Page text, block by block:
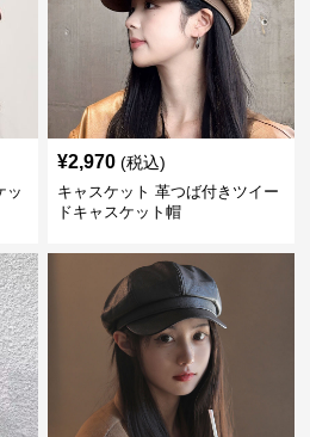
ッ
¥2,970 (税込)
キャスケット 革つば付きツイー
ドキャスケット帽